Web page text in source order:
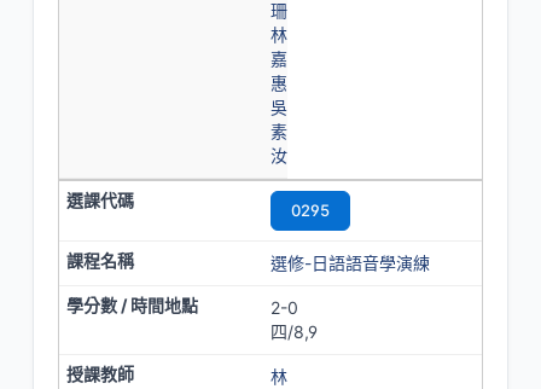
珊
林
嘉
惠
吳
素
汝
0295
選修-日語語音學演練
2-0
四/8,9
林